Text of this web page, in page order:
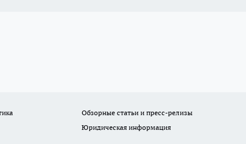
Обзорные статьи и пресс-релизы
Юридическая информация